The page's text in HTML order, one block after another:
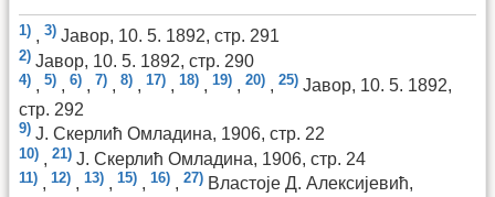
1) , 3) Јавор, 10. 5. 1892, стр. 291
2) Јавор, 10. 5. 1892, стр. 290
4) , 5) , 6) , 7) , 8) , 17) , 18) , 19) , 20) , 25) Јавор, 10. 5. 1892,
стр. 292
9) Ј. Скерлић Омладина, 1906, стр. 22
10) , 21) Ј. Скерлић Омладина, 1906, стр. 24
11) , 12) , 13) , 15) , 16) , 27) Властоје Д. Алексијевић,